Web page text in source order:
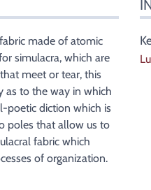
made of atomic
simulacra, which are
meet or tear, this
as to the way in which
poetic diction which is
poles that allow us to
fabric which
of organization.